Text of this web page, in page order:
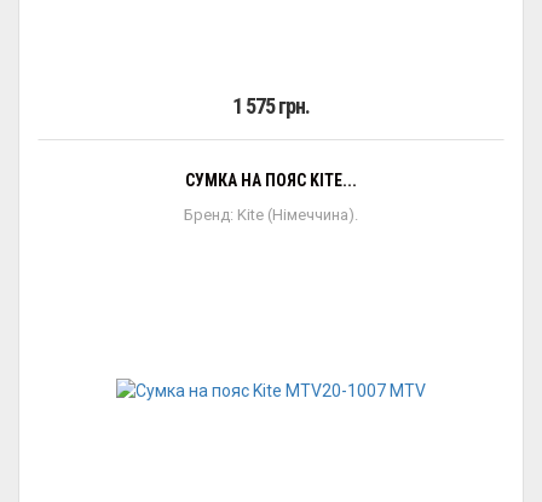
1 575 грн.
СУМКА НА ПОЯС KITE...
Бренд: Kite (Німеччина).